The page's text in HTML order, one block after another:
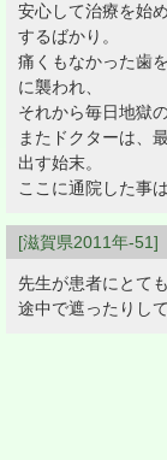
安心して治療を始
するばかり。
痛くもなかった歯
に襲われ、
それから毎日地獄
またドクターは、
出す始末。
ここに通院した事
[滋賀県2011年-
先生が患者にとて
途中で遮ったりし